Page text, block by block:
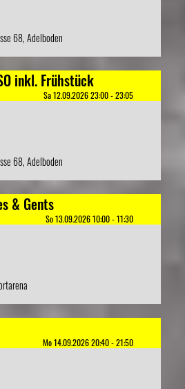
68, Adelboden
inkl. Frühstück
Sa 12.09.2026 23:00 - 23:05
68, Adelboden
& Gents
So 13.09.2026 10:00 - 11:30
Mo 14.09.2026 20:40 - 21:50